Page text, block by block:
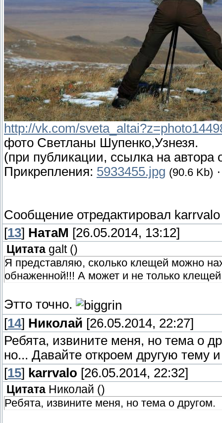
http://vk.com/
фото Светланы Шупенко,Узнезя.
(при публикации, ссылка на автора
Прикрепления: 5933455.jpg (90.6 Kb)
Сообщение отредактировал karrvalo
[13] НатаМ [26.05.2014, 13:12]
Цитата galt()
Я представляю, сколько клещей можно
обнаженной!!! А может и не только клещей
Этто точно.
[14] Николай [26.05.2014, 22:27]
Ребята, извините меня, но тема о
но... Давайте откроем другую тему
[15] karrvalo [26.05.2014, 22:32]
Цитата Николай ()
Ребята, извините меня, но тема о другом.